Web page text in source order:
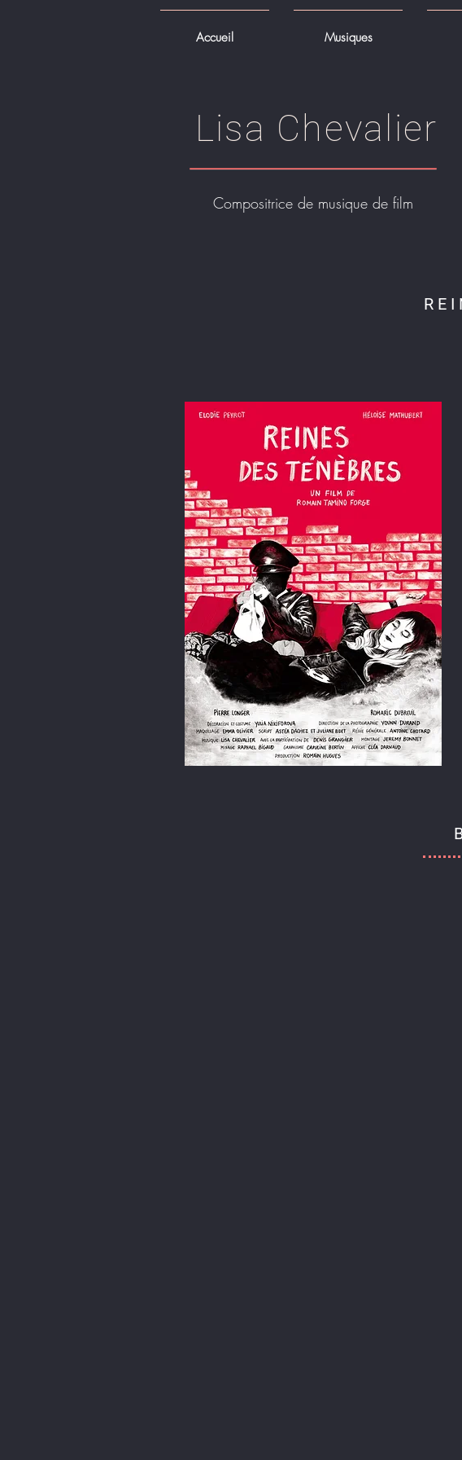
Accueil Musiques
Lisa Chevalier
Compositrice de musique de film